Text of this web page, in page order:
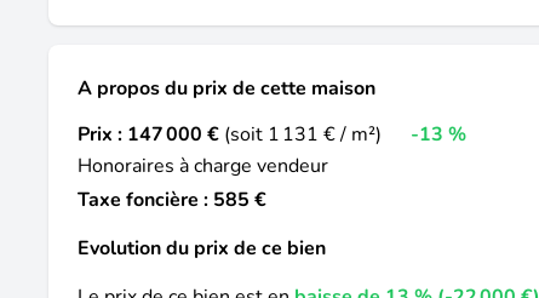
A propos du prix de cette maison
Prix : 147 000 € (soit 1 131 € / m²)
-13 %
Honoraires à charge vendeur
Taxe foncière : 585 €
Evolution du prix de ce bien